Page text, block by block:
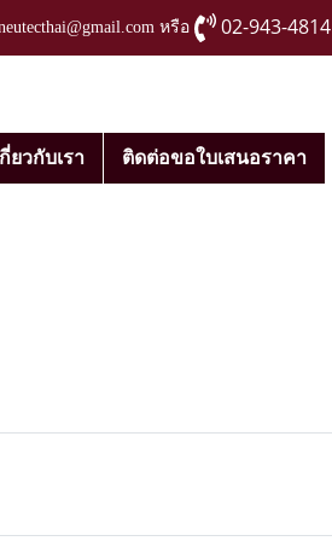
หรือ 02-943-4814
กี่ยวกับเรา ติดต่อขอใบเสนอราคา